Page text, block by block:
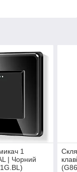
1
| Чорний